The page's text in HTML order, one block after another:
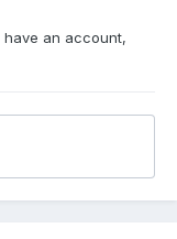
have an account,